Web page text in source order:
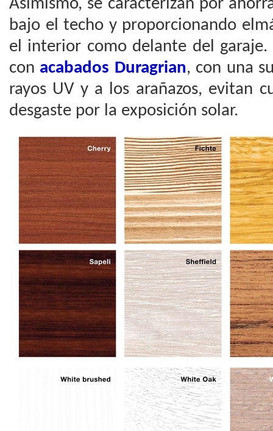
Asimismo, se caracterizan por
bajo el techo y proporcionando
el interior como delante del garaje.
con acabados Duragrian, con una
rayos UV y a los arañazos, evitan
desgaste por la exposición solar.